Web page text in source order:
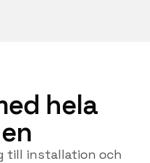
hela
till installation och